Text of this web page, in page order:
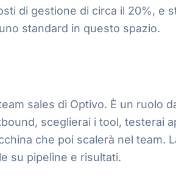
di gestione di circa il 20%, e
standard in questo spazio.
sales di Optivo. È un ruolo
sceglierai i tool, testerai
che poi scalerà nel team.
su pipeline e risultati.